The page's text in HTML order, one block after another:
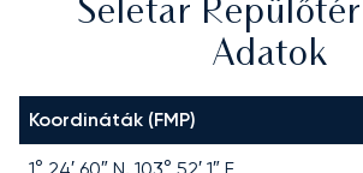
Seletar
Adatok
Koordináták (FMP)
1° 24′ 60″ N, 103° 52′ 1″ E